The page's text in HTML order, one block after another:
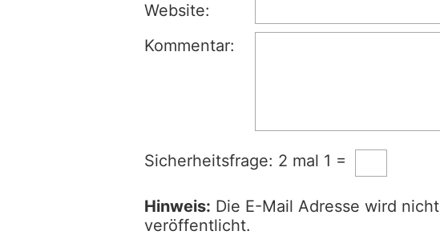
Website:
Kommentar:
Sicherheitsfrage: 2 mal 1 =
Hinweis: Die E-Mail Adresse wird nicht
veröffentlicht.